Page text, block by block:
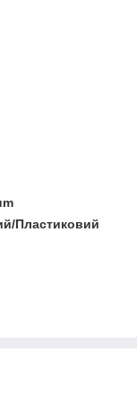
Пластиковий